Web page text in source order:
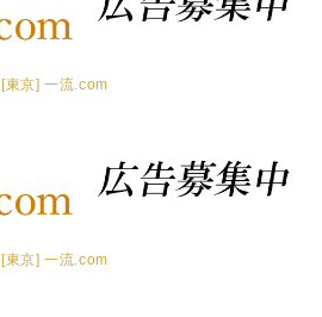
[東京] 一流.com
[東京] 一流.com